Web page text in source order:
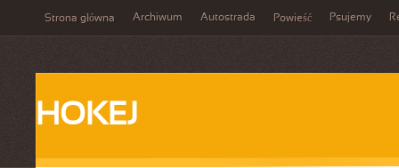
Strona główna Archiwum Autostrada Powieść Psujemy
HOKEJ